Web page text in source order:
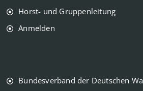
Horst- und Gruppenleitung
Anmelden
Bundesverband der Deutschen